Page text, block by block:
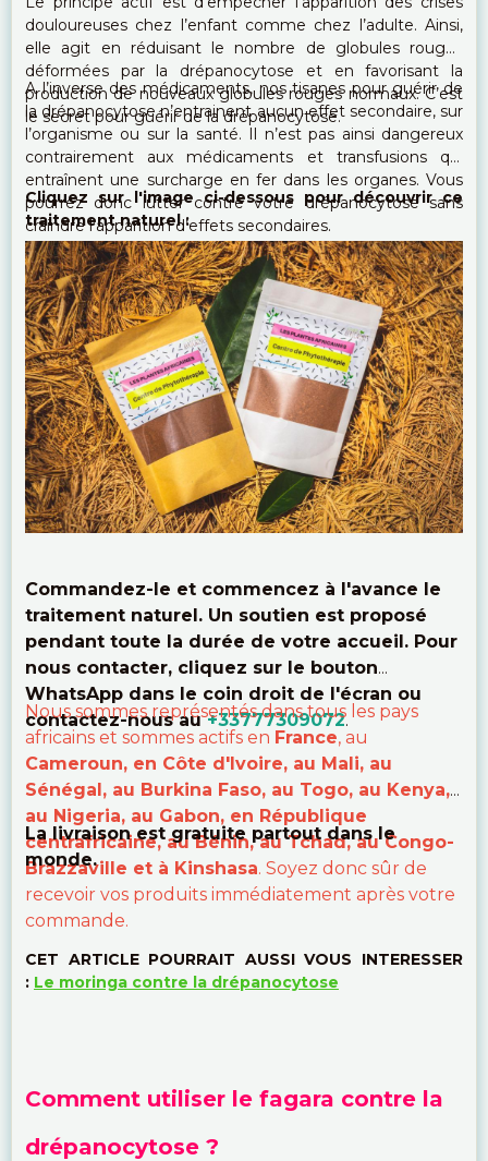
douloureuses chez l’enfant comme chez l’adulte. Ainsi,
elle agit en réduisant le nombre de globules rouges
déformées par la drépanocytose et en favorisant la
production de nouveaux globules rouges normaux. C’est
le secret pour guérir de la drépanocytose.
A l’inverse des médicaments, nos tisanes pour guérir de
la drépanocytose n’entrainent aucun effet secondaire, sur
l’organisme ou sur la santé. Il n’est pas ainsi dangereux
contrairement aux médicaments et transfusions qui
entraînent une surcharge en fer dans les organes. Vous
pourrez donc lutter contre votre drépanocytose sans
craindre l’apparition d’effets secondaires.
Cliquez sur l'image ci-dessous pour découvrir ce
traitement naturel :
Commandez-le et commencez à l'avance le
traitement naturel. Un soutien est proposé
pendant toute la durée de votre accueil. Pour
nous contacter, cliquez sur le bouton
WhatsApp dans le coin droit de l'écran ou
contactez-nous au+33777309072.
Nous sommes représentés dans tous les pays
africains et sommes actifs en France, au
Cameroun, en Côte d'Ivoire, au Mali, au
Sénégal, au Burkina Faso, au Togo, au Kenya,
au Nigeria, au Gabon, en République
centrafricaine, au Bénin, au Tchad, au Congo-
Brazzaville et à Kinshasa. Soyez donc sûr de
recevoir vos produits immédiatement après votre
commande.
La livraison est gratuite partout dans le
monde.
CET ARTICLE POURRAIT AUSSI VOUS INTERESSER
: Le moringa contre la drépanocytose
Comment utiliser le fagara contre la
drépanocytose ?